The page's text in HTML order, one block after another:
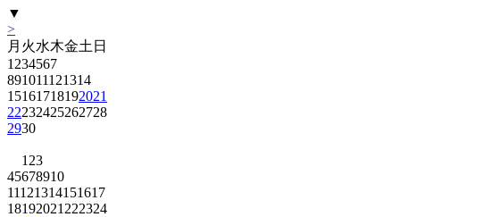
▼
>
月 火水木金土 日
1 234567
891011121314
15161718192021
22232425262728
2930
1 23
45678910
11121314151617
18192021 222324